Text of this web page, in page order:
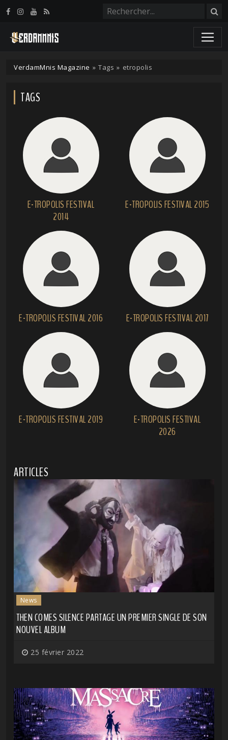
VerdamMnis Magazine » Tags » etropolis
TAGS
E-TROPOLIS FESTIVAL
2014
E-TROPOLIS FESTIVAL 2015
E-TROPOLIS FESTIVAL 2016 E-TROPOLIS FESTIVAL 2017
E-TROPOLIS FESTIVAL 2019
E-TROPOLIS FESTIVAL
2026
ARTICLES
News
THEN COMES SILENCE PARTAGE UN PREMIER SINGLE DE SON
NOUVEL ALBUM
25 février 2022
Panneau de gestion des cookies